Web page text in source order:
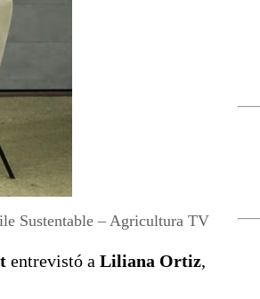
Sustentable – Agricultura TV
entrevistó a Liliana Ortiz,